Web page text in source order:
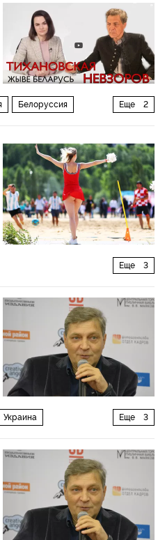
Еще 2
Белоруссия
Еще 3
Еще 3
Украина